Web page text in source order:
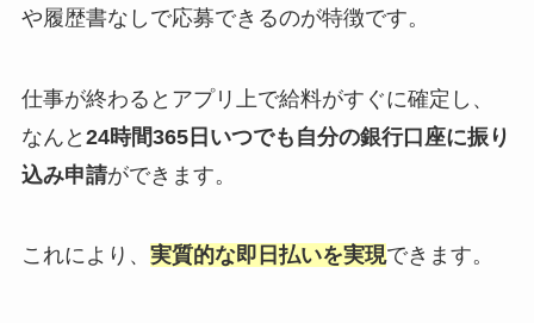
や履歴書なしで応募できるのが特徴です。
仕事が終わるとアプリ上で給料がすぐに確定し、
なんと 24時間365日いつでも自分の銀行口座に振り
込み申請ができます。
これにより、 実質的な即日払いを実現できます。